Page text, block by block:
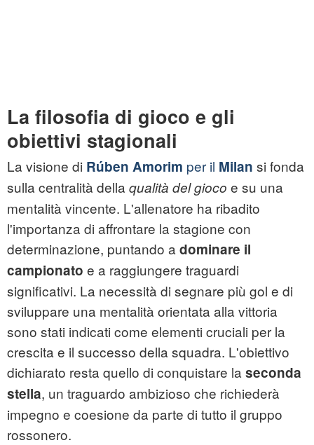
La filosofia di gioco e gli
obiettivi stagionali
La visione di Rúben Amorim per il Milan si fonda
sulla centralità della qualità del gioco e su una
mentalità vincente. L'allenatore ha ribadito
l'importanza di affrontare la stagione con
determinazione, puntando a dominare il
campionato e a raggiungere traguardi
significativi. La necessità di segnare più gol e di
sviluppare una mentalità orientata alla vittoria
sono stati indicati come elementi cruciali per la
crescita e il successo della squadra. L'obiettivo
dichiarato resta quello di conquistare la seconda
stella, un traguardo ambizioso che richiederà
impegno e coesione da parte di tutto il gruppo
rossonero.